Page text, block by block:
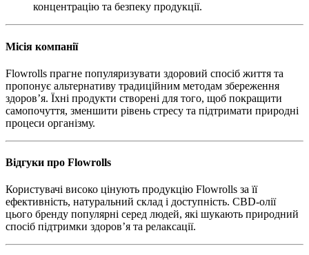
концентрацію та безпеку продукції.
Місія компанії
Flowrolls прагне популяризувати здоровий спосіб життя та
пропонує альтернативу традиційним методам збереження
здоров’я. Їхні продукти створені для того, щоб покращити
самопочуття, зменшити рівень стресу та підтримати природні
процеси організму.
Відгуки про Flowrolls
Користувачі високо цінують продукцію Flowrolls за її
ефективність, натуральний склад і доступність. CBD-олії
цього бренду популярні серед людей, які шукають природний
спосіб підтримки здоров’я та релаксації.